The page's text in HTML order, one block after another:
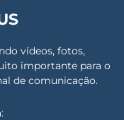
vídeos, fotos,
importante para o
de comunicação.